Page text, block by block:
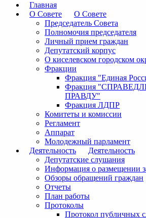
Главная
О Совете
О Совете
Председатель Совета
Полномочия председателя
Личный прием граждан
Депутатский корпус
О киселевском городском
Фракции
Фракция "Единая
Фракция
ПРАВДУ"
Фракция ЛДПР
Комитеты и комиссии
Регламент
Аппарат
Молодежный парламент
Деятельность
Деятельность
Депутатские слушания
Информация о размещении
Обзоры обращений граждан
Отчеты
План работы
Протоколы
Протокол публичных